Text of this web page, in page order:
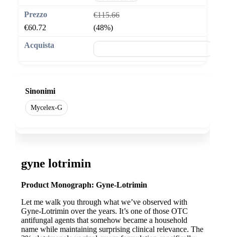
€115.66
€60.72
(48%)
Sinonimi
Mycelex-G
gyne lotrimin
Product Monograph: Gyne-Lotrimin
Let me walk you through what we’ve observed with
Gyne-Lotrimin over the years. It’s one of those OTC
antifungal agents that somehow became a household
name while maintaining surprising clinical relevance. The